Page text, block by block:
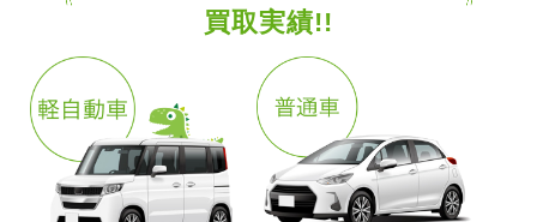
買取実績!!